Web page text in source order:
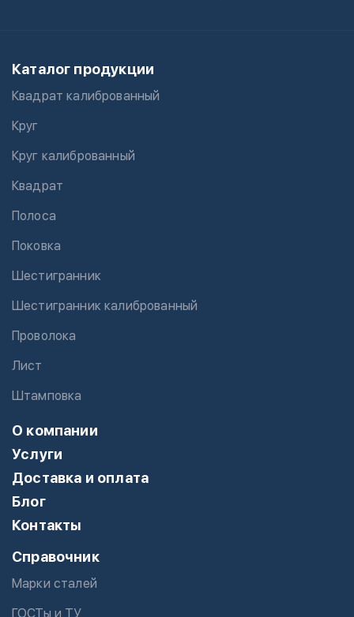
Каталог продукции
Квадрат калиброванный
Круг
Круг калиброванный
Квадрат
Полоса
Поковка
Шестигранник
Шестигранник калиброванный
Проволока
Лист
Штамповка
О компании
Услуги
Доставка и оплата
Блог
Контакты
Справочник
Марки сталей
ГОСТы и ТУ